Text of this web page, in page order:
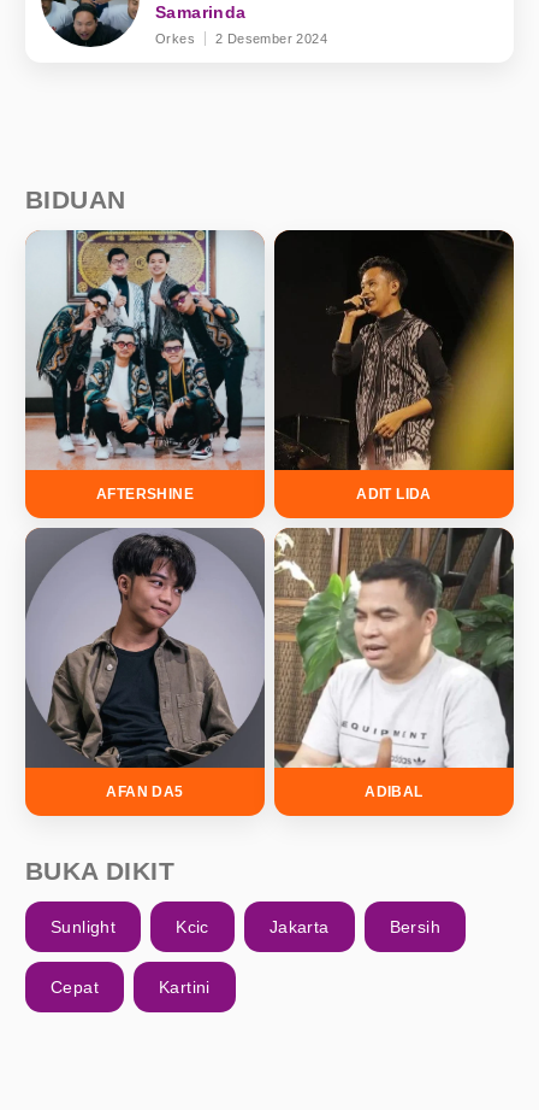
Samarinda
Orkes 2 Desember 2024
BIDUAN
AFTERSHINE ADIT LIDA
AFAN DA5 ADIBAL
BUKA DIKIT
Sunlight Kcic Jakarta Bersih
Cepat Kartini